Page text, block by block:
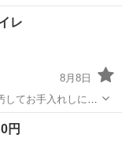
レ
8月8日
してお手入れしにく
ットトイレ
円